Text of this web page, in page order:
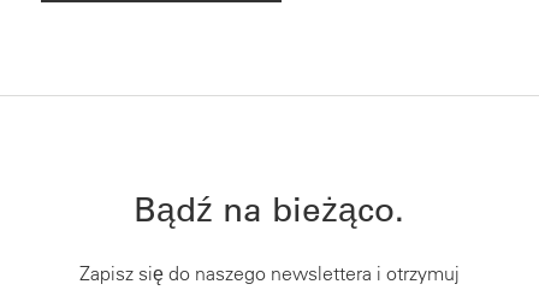
Bądź na bieżąco.
Zapisz się do naszego newslettera i otrzymuj